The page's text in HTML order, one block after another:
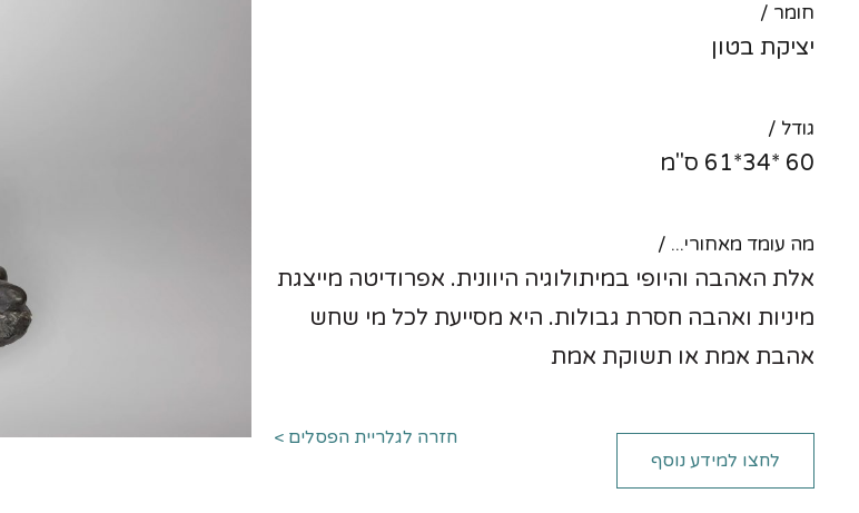
חומר /
יציקת בטון
גודל /
60 *34*61 ס"מ
מה עומד מאחורי... /
אלת האהבה והיופי במיתולוגיה היוונית. אפרודיטה מייצגת
מיניות ואהבה חסרת גבולות. היא מסייעת לכל מי שחש
אהבת אמת או תשוקת אמת
לחצו למידע נוסף
חזרה לגלריית הפסלים >